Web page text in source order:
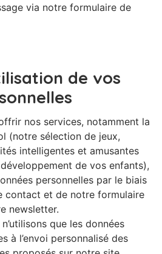
via notre formulaire de
de vos
nos services, notamment la
(notre sélection de jeux,
intelligentes et amusantes
de vos enfants),
personnelles par le biais
contact et de notre formulaire
newsletter.
que les données
à l’envoi personnalisé des